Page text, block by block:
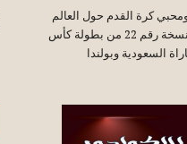
كرة القدم حول العالم
نحو دولة قطر، حيث فاعليات النسخة رقم 22 من بطولة كأس